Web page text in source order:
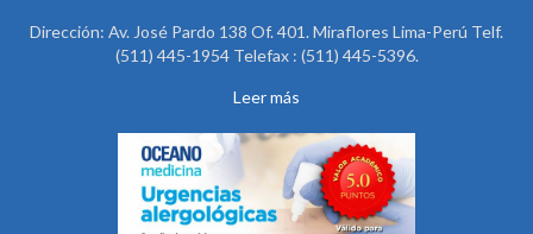
Dirección: Av. José Pardo 138 Of. 401. Miraflores Lima-Perú Telf.
(511) 445-1954 Telefax : (511) 445-5396.
Leer más